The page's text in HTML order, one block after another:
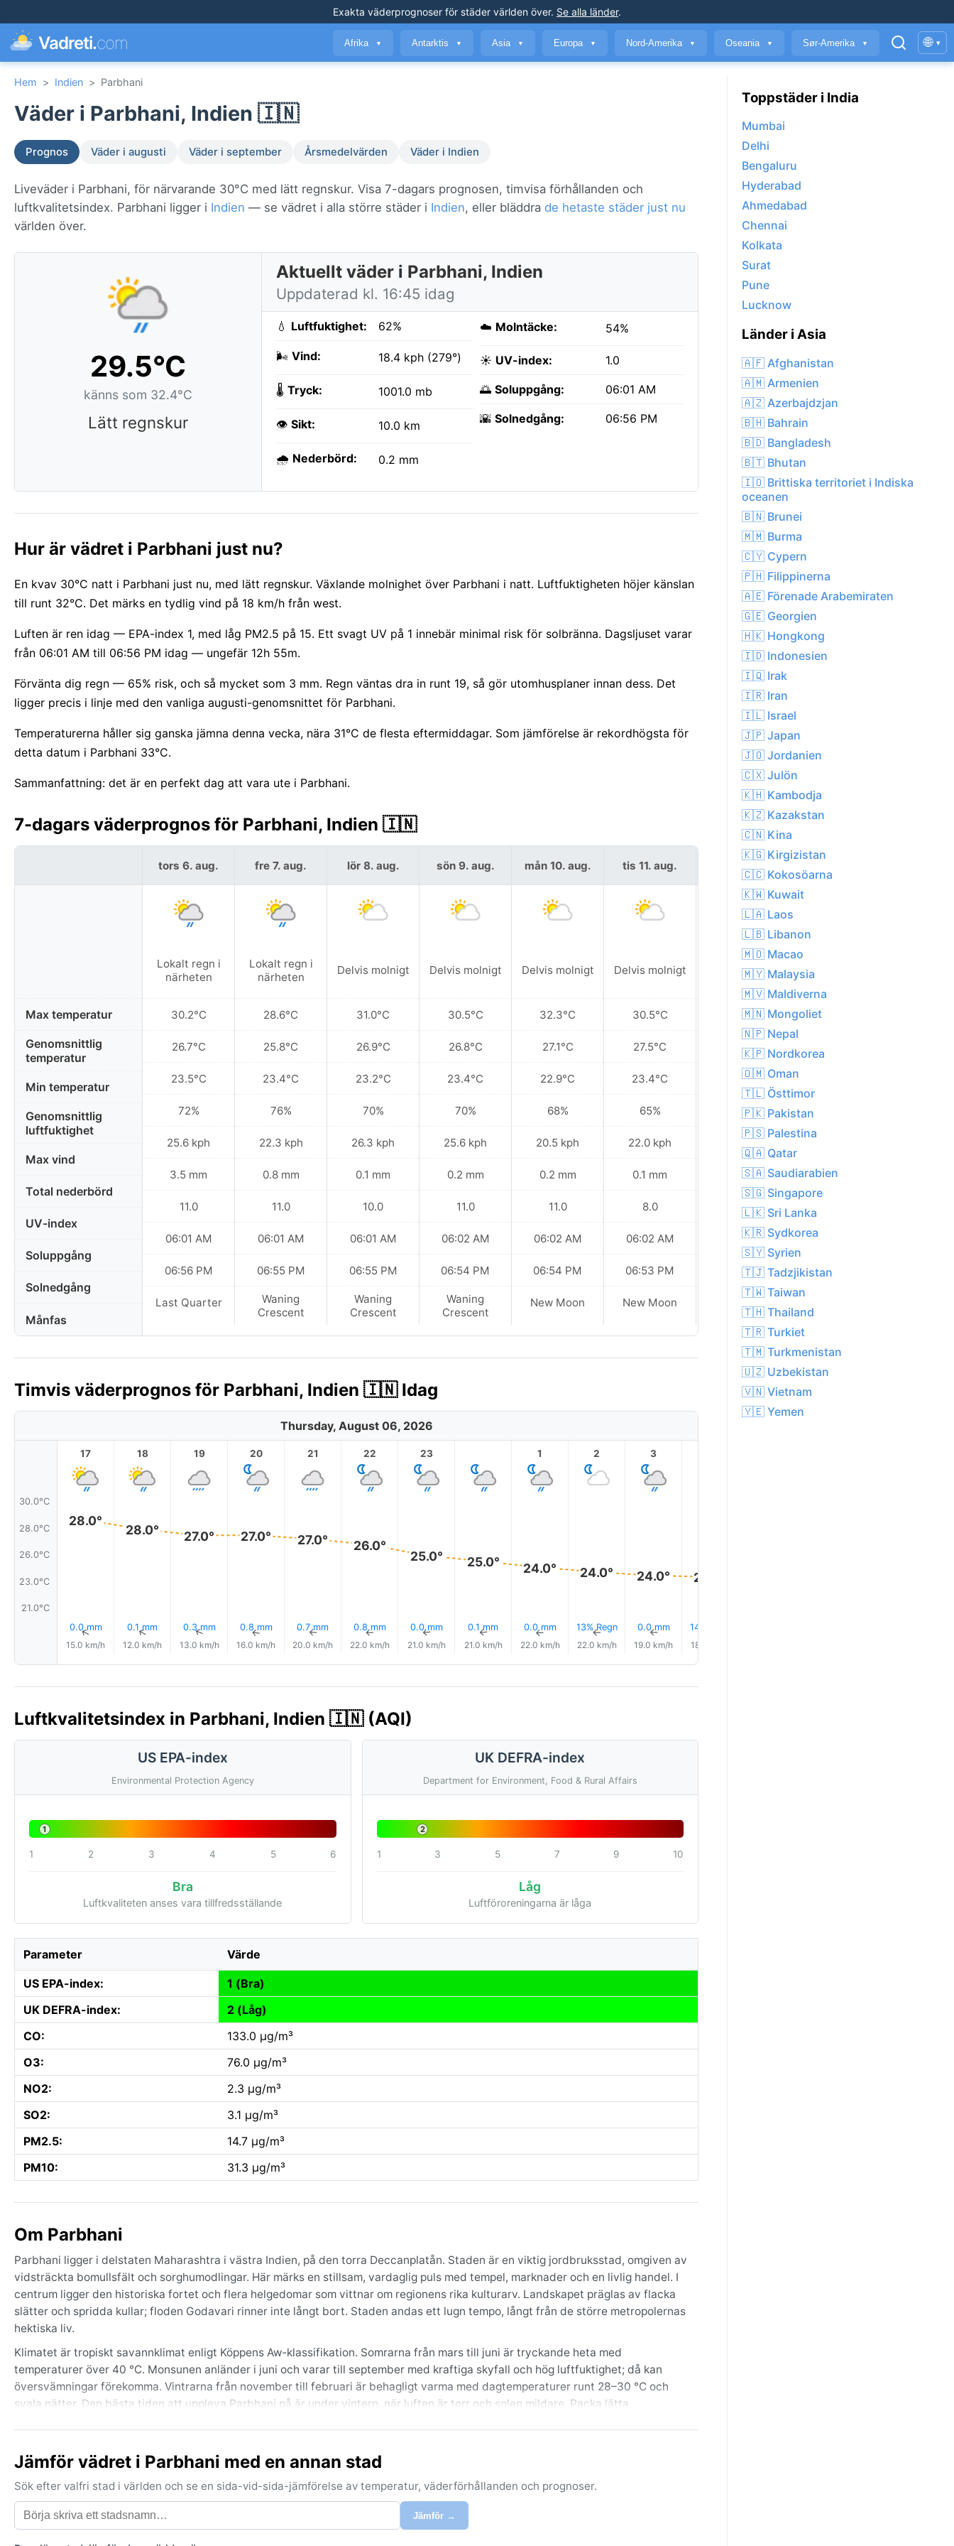
Exakta väderprognoser för städer världen över. Se alla länder.
Vadreti.com Afrika ▼ Antarktis ▼ Asia ▼ Europa ▼ Nord-Amerika ▼ Oseania ▼ Sør-Amerika ▼ 🌐 ▾
Hem > Indien > Parbhani
Väder i Parbhani, Indien 🇮🇳
Prognos Väder i augusti Väder i september Årsmedelvärden Väder i Indien
Liveväder i Parbhani, för närvarande 30°C med lätt regnskur. Visa 7-dagars prognosen, timvisa förhållanden och
luftkvalitetsindex. Parbhani ligger i Indien — se vädret i alla större städer i Indien, eller bläddra de hetaste städer just nu
världen över.
29.5°C
känns som 32.4°C
Lätt regnskur
Aktuellt väder i Parbhani, Indien
Uppdaterad kl. 16:45 idag
💧 Luftfuktighet: 62%
🌬️ Vind: 18.4 kph (279°)
🌡️ Tryck: 1001.0 mb
👁️ Sikt: 10.0 km
🌧️ Nederbörd: 0.2 mm
☁️ Molntäcke: 54%
☀️ UV-index: 1.0
🌅 Soluppgång: 06:01 AM
🌇 Solnedgång: 06:56 PM
Hur är vädret i Parbhani just nu?
En kvav 30°C natt i Parbhani just nu, med lätt regnskur. Växlande molnighet över Parbhani i natt. Luftfuktigheten höjer känslan
till runt 32°C. Det märks en tydlig vind på 18 km/h från west.
Luften är ren idag — EPA-index 1, med låg PM2.5 på 15. Ett svagt UV på 1 innebär minimal risk för solbränna. Dagsljuset varar
från 06:01 AM till 06:56 PM idag — ungefär 12h 55m.
Förvänta dig regn — 65% risk, och så mycket som 3 mm. Regn väntas dra in runt 19, så gör utomhusplaner innan dess. Det
ligger precis i linje med den vanliga augusti-genomsnittet för Parbhani.
Temperaturerna håller sig ganska jämna denna vecka, nära 31°C de flesta eftermiddagar. Som jämförelse är rekordhögsta för
detta datum i Parbhani 33°C.
Sammanfattning: det är en perfekt dag att vara ute i Parbhani.
7-dagars väderprognos för Parbhani, Indien 🇮🇳
Max temperatur
Genomsnittlig
temperatur
Min temperatur
Genomsnittlig
luftfuktighet
Max vind
Total nederbörd
UV-index
Soluppgång
Solnedgång
Månfas
tors 6. aug.
Lokalt regn i
närheten
30.2°C
26.7°C
23.5°C
72%
25.6 kph
3.5 mm
11.0
06:01 AM
06:56 PM
Last Quarter
fre 7. aug.
Lokalt regn i
närheten
28.6°C
25.8°C
23.4°C
76%
22.3 kph
0.8 mm
11.0
06:01 AM
06:55 PM
Waning
Crescent
lör 8. aug.
Delvis molnigt
31.0°C
26.9°C
23.2°C
70%
26.3 kph
0.1 mm
10.0
06:01 AM
06:55 PM
Waning
Crescent
sön 9. aug.
Delvis molnigt
30.5°C
26.8°C
23.4°C
70%
25.6 kph
0.2 mm
11.0
06:02 AM
06:54 PM
Waning
Crescent
mån 10. aug.
Delvis molnigt
32.3°C
27.1°C
22.9°C
68%
20.5 kph
0.2 mm
11.0
06:02 AM
06:54 PM
New Moon
tis 11. aug.
Delvis molnigt
30.5°C
27.5°C
23.4°C
65%
22.0 kph
0.1 mm
8.0
06:02 AM
06:53 PM
New Moon
Delvis molnigt
30.9°C
27.9°C
23.9°C
65%
19.1 kph
0.0 mm
8.0
06:02 AM
06:52 PM
Timvis väderprognos för Parbhani, Indien 🇮🇳 Idag
Thursday, August 06, 2026
30.0°C
28.0°C
26.0°C
23.0°C
21.0°C
17
28.0°
0.0 mm
↑
15.0 km/h
18
28.0°
0.1 mm
↑
12.0 km/h
19
27.0°
0.3 mm
↑
13.0 km/h
20
27.0°
0.8 mm
↑
16.0 km/h
21
27.0°
0.7 mm
↑
20.0 km/h
22
26.0°
0.8 mm
↑
22.0 km/h
23
25.0°
0.0 mm
↑
21.0 km/h
25.0°
0.1 mm
↑
21.0 km/h
1
24.0°
0.0 mm
↑
22.0 km/h
2
24.0°
13% Regn
↑
22.0 km/h
3
24.0°
0.0 mm
↑
19.0 km/h
24.0°
14% Regn
18.0 km/h
Luftkvalitetsindex in Parbhani, Indien 🇮🇳 (AQI)
US EPA-index
Environmental Protection Agency
1
1 2 3 4 5 6
Bra
Luftkvaliteten anses vara tillfredsställande
UK DEFRA-index
Department for Environment, Food & Rural Affairs
2
1 3 5 7 9 10
Låg
Luftföroreningarna är låga
Parameter Värde
US EPA-index:
1 (Bra)
UK DEFRA-index:
2 (Låg)
CO:
133.0 µg/m³
O3:
76.0 µg/m³
NO2:
2.3 µg/m³
SO2:
3.1 µg/m³
PM2.5:
14.7 µg/m³
PM10:
31.3 µg/m³
Om Parbhani
Parbhani ligger i delstaten Maharashtra i västra Indien, på den torra Deccanplatån. Staden är en viktig jordbruksstad, omgiven av
vidsträckta bomullsfält och sorghumodlingar. Här märks en stillsam, vardaglig puls med tempel, marknader och en livlig handel. I
centrum ligger den historiska fortet och flera helgedomar som vittnar om regionens rika kulturarv. Landskapet präglas av flacka
slätter och spridda kullar; floden Godavari rinner inte långt bort. Staden andas ett lugn tempo, långt från de större metropolernas
hektiska liv.
Klimatet är tropiskt savannklimat enligt Köppens Aw‑klassifikation. Somrarna från mars till juni är tryckande heta med
temperaturer över 40 °C. Monsunen anländer i juni och varar till september med kraftiga skyfall och hög luftfuktighet; då kan
översvämningar förekomma. Vintrarna från november till februari är behagligt varma med dagtemperaturer runt 28–30 °C och
svala nätter. Den bästa tiden att uppleva Parbhani på är under vintern, när luften är torr och solen mildare. Packa lätta
Bästa resperioden väder‑mässigt är november till februari, då varken hettan eller regnet stör. Den årliga nederbörden faller
nästan uteslutande under monsunen, och resten av året är torrt. Vissa år kan cyklonstormar från Bengaliska viken påverka vädret
med byiga vindar och ovanligt mycket regn. Dimma är ovanlig, men under tidiga morgnar på vintern kan lätt dis lägga sig över
fälten. Den som söker sol och mild värme – och vill slippa den svettiga monsunen – väljer vintern, men den som är fascinerad av
tropiska regn och åskväder finner monsunen dramatisk och magnifik.
Jämför vädret i Parbhani med en annan stad
Sök efter valfri stad i världen och se en sida-vid-sida-jämförelse av temperatur, väderförhållanden och prognoser.
Jämför →
Toppstäder i India
Mumbai
Delhi
Bengaluru
Hyderabad
Ahmedabad
Chennai
Kolkata
Surat
Pune
Lucknow
Länder i Asia
🇦🇫 Afghanistan
🇦🇲 Armenien
🇦🇿 Azerbajdzjan
🇧🇭 Bahrain
🇧🇩 Bangladesh
🇧🇹 Bhutan
🇮🇴 Brittiska territoriet i Indiska
oceanen
🇧🇳 Brunei
🇲🇲 Burma
🇨🇾 Cypern
🇵🇭 Filippinerna
🇦🇪 Förenade Arabemiraten
🇬🇪 Georgien
🇭🇰 Hongkong
🇮🇩 Indonesien
🇮🇶 Irak
🇮🇷 Iran
🇮🇱 Israel
🇯🇵 Japan
🇯🇴 Jordanien
🇨🇽 Julön
🇰🇭 Kambodja
🇰🇿 Kazakstan
🇨🇳 Kina
🇰🇬 Kirgizistan
🇨🇨 Kokosöarna
🇰🇼 Kuwait
🇱🇦 Laos
🇱🇧 Libanon
🇲🇴 Macao
🇲🇾 Malaysia
🇲🇻 Maldiverna
🇲🇳 Mongoliet
🇳🇵 Nepal
🇰🇵 Nordkorea
🇴🇲 Oman
🇹🇱 Östtimor
🇵🇰 Pakistan
🇵🇸 Palestina
🇶🇦 Qatar
🇸🇦 Saudiarabien
🇸🇬 Singapore
🇱🇰 Sri Lanka
🇰🇷 Sydkorea
🇸🇾 Syrien
🇹🇯 Tadzjikistan
🇹🇼 Taiwan
🇹🇭 Thailand
🇹🇷 Turkiet
🇹🇲 Turkmenistan
🇺🇿 Uzbekistan
🇻🇳 Vietnam
🇾🇪 Yemen